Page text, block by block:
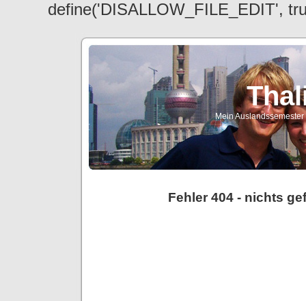
define('DISALLOW_FILE_EDIT',
Mein
Fehler 404 - nichts